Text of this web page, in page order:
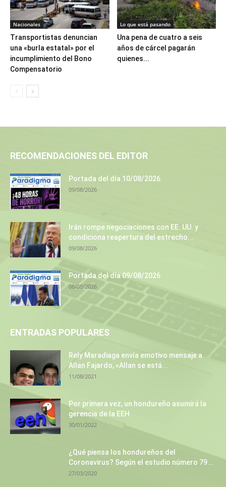
Nacionales
Transportistas denuncian
una «burla estatal» por el
incumplimiento del Bono
Compensatorio
Lo que está pasando
Una pena de cuatro a seis
años de cárcel pagarán
quienes...
RECOMENDACIONES DEL EDITOR
Portada del día 10/08/2026
09/08/2026
Irán rompe negociaciones con EE. UU. y
condiciona reapertura del estrecho...
09/08/2026
Portada del día 09/08/2026
08/08/2026
ENTRADAS POPULARES
Rely Maradiaga envía emotivo mensaje a
Allan Fajardo, «Allan se está...
11/08/2021
Por primera vez, un hondureño asumirá la
gerencia de la EEH
30/01/2022
¿Qué piensa los hondureños del
Coronavirus? Según el estudio número 79...
27/03/2020